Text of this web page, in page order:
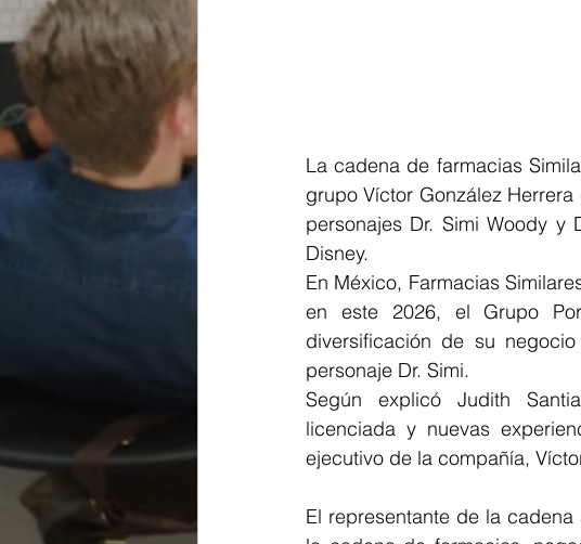
La cadena de farmacias
grupo Víctor González
personajes Dr. Simi Woody y
Disney.
En México, Farmacias
en este 2026, el Grupo
diversificación de su
personaje Dr. Simi.
Según explicó Judith
licenciada y nuevas
ejecutivo de la compañía,
El representante de la